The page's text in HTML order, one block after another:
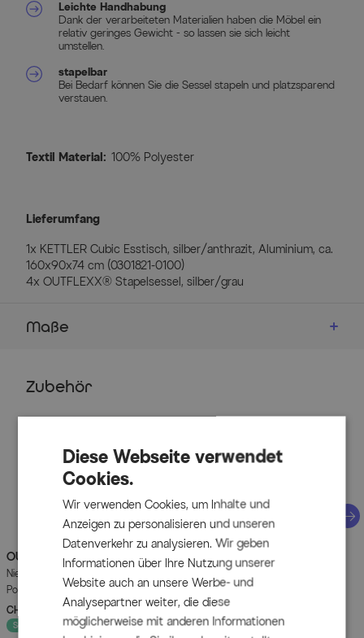
Leichte Handhabung
Dank der verarbeiteten Materialien haben die Möbel ein
relativ geringes Gewicht - so lassen sie sich leicht
umstellen.
stapelbar
Bei Bedarf können Sie die Sessel stapeln und platzsparend
verstauen.
Textil Material: 100% Polyester
Lieferumfang
1x KETTLER Cubic Esstisch, silber/anthrazit, Aluminium, ca.
160x90x74 cm (0301821-0100)
4x OUTFLEXX® Stapelsessel, silber/grau
Maße
Tisch
Ausziehtisch von Kettler
Farbe Gestell: silber
rechteckige Tischform
modernes Design
Material Tischplatte: Kettalit
Farbe Tischplatte: anthrazit
witterungsfest
hitzebeständig
bruch- und schlagfest
robust
Zubehör
OUTFLEXX Green Sitzkissen für
Niederlehner, nature, recyceltes
Polyester, 100 x 48 x 6 cm,
strapazierfähig, witterungsbeständig,
nachhaltig
CHF 99.90 UVPCHF 129.90
Sofort lieferbar
OUTFLEXXGreen Sitzkissen für
Niederlehner, anthrazit, recyceltes
Polyester, 100 x 48 x 6 cm,
strapazierfähig, witterungsbeständig,
nachhaltig
CHF 99.90
Sofort lieferbar
Diese Webseite verwendet
Cookies.
Wir verwenden Cookies, um Inhalte und
Anzeigen zu personalisieren und unseren
Datenverkehr zu analysieren. Wir geben
Informationen über Ihre Nutzung unserer
Website auch an unsere Werbe- und
Analysepartner weiter, die diese
möglicherweise mit anderen Informationen